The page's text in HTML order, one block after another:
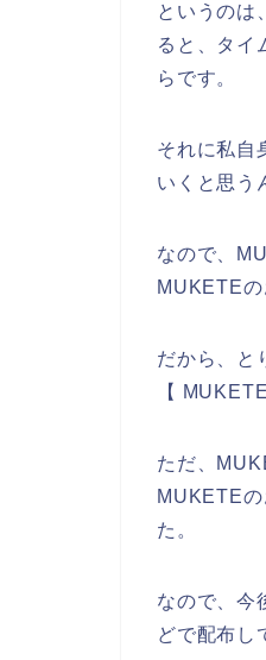
というのは
ると、タイ
らです。
それに私自
いくと思う
なので、
MUKETE
だから、と
【
ただ、
MUKETE
た。
なので、今
どで配布し